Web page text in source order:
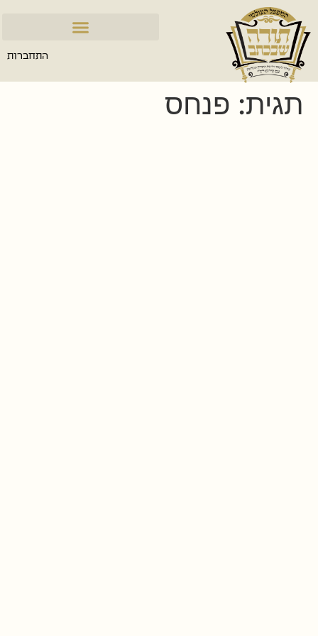
התחברות
תגית: פנחס